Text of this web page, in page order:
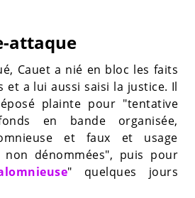
attaque
Cauet a nié en bloc les faits
et a lui aussi saisi la justice. Il
plainte pour "tentative
en bande organisée,
et faux et usage
non dénommées", puis pour
" quelques jours